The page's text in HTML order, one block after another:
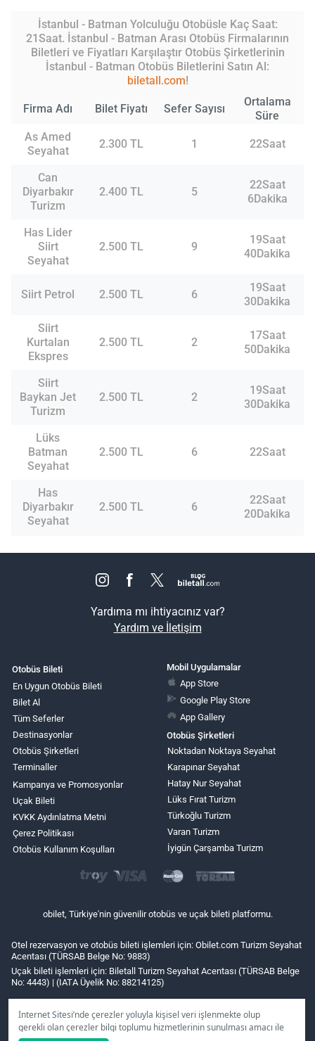
İnternet Sitesi’nde çerezler yoluyla kişisel veri işlenmekte olup
gerekli olan çerezler bilgi toplumu hizmetlerinin sunulması amacı ile
İstanbul - Batman Yolculuğu Otobüsle Kaç Saat:
21Saat. İstanbul - Batman Arası Otobüs Firmalarının
Biletleri ve Fiyatları Karşılaştır Otobüs Şirketlerinin
İstanbul - Batman Otobüs Biletlerini Satın Al:
biletall.com!
Firma Adı Bilet Fiyatı Sefer Sayısı
Ortalama
Süre
As Amed
Seyahat
2.300 TL 1 22Saat
Can
Diyarbakır
Turizm
2.400 TL 5
22Saat
6Dakika
Has Lider
Siirt
Seyahat
2.500 TL 9
19Saat
40Dakika
Siirt Petrol 2.500 TL 6
19Saat
30Dakika
Siirt
Kurtalan
Ekspres
2.500 TL 2
17Saat
50Dakika
Siirt
Baykan Jet
Turizm
2.500 TL 2
19Saat
30Dakika
Lüks
Batman
Seyahat
2.500 TL 6 22Saat
Has
Diyarbakır
Seyahat
2.500 TL 6
22Saat
20Dakika
Yardıma mı ihtiyacınız var?
Yardım ve İletişim
Otobüs Bileti
En Uygun Otobüs Bileti
Bilet Al
Tüm Seferler
Destinasyonlar
Otobüs Şirketleri
Terminaller
Kampanya ve Promosyonlar
Uçak Bileti
KVKK Aydınlatma Metni
Çerez Politikası
Otobüs Kullanım Koşulları
Mobil Uygulamalar
App Store
Google Play Store
App Gallery
Otobüs Şirketleri
Noktadan Noktaya Seyahat
Karapınar Seyahat
Hatay Nur Seyahat
Lüks Fırat Turizm
Türkoğlu Turizm
Varan Turizm
İyigün Çarşamba Turizm
obilet, Türkiye'nin güvenilir otobüs ve uçak bileti platformu.
Otel rezervasyon ve otobüs bileti işlemleri için: Obilet.com Turizm Seyahat
Acentası (TÜRSAB Belge No: 9883)
Uçak bileti işlemleri için: Biletall Turizm Seyahat Acentası (TÜRSAB Belge
No: 4443) | (IATA Üyelik No: 88214125)